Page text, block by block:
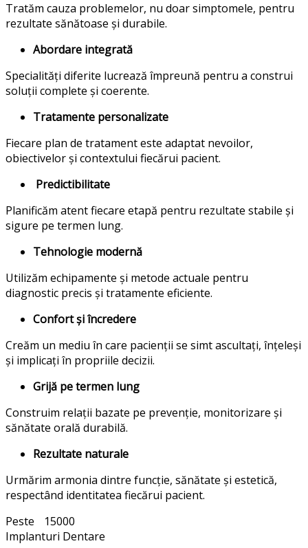
Tratăm cauza problemelor, nu doar simptomele, pentru
rezultate sănătoase și durabile.
Abordare integrată
Specialități diferite lucrează împreună pentru a construi
soluții complete și coerente.
Tratamente personalizate
Fiecare plan de tratament este adaptat nevoilor,
obiectivelor și contextului fiecărui pacient.
Predictibilitate
Planificăm atent fiecare etapă pentru rezultate stabile și
sigure pe termen lung.
Tehnologie modernă
Utilizăm echipamente și metode actuale pentru
diagnostic precis și tratamente eficiente.
Confort și încredere
Creăm un mediu în care pacienții se simt ascultați, înțeleși
și implicați în propriile decizii.
Grijă pe termen lung
Construim relații bazate pe prevenție, monitorizare și
sănătate orală durabilă.
Rezultate naturale
Urmărim armonia dintre funcție, sănătate și estetică,
respectând identitatea fiecărui pacient.
Peste
15000
Implanturi Dentare